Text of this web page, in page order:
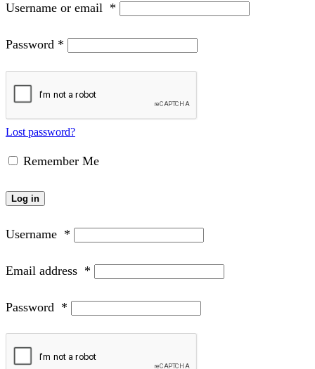
Username or email *
Password *
Lost password?
Remember Me
Log in
Username *
Email address *
Password *